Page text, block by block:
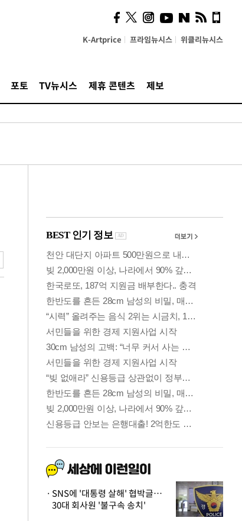
K-Artprice 프라임뉴시스 위클리뉴시스
포토 TV뉴시스 제휴 콘텐츠 제보
"5·8·9호선 출퇴근 혼잡,
정부 국비지원 필요"
SNS에 '대통령 살해' 협박글…
30대 회사원 '불구속 송치'